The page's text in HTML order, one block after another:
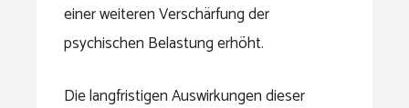
einer weiteren Verschärfung der
psychischen Belastung erhöht.
Die langfristigen Auswirkungen dieser